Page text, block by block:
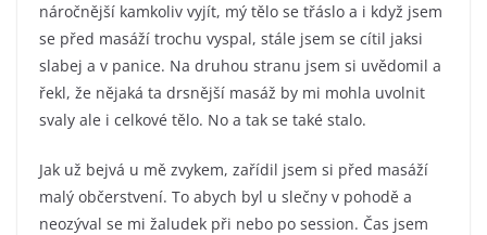
náročnější kamkoliv vyjít, mý tělo se třáslo a i když jsem
se před masáží trochu vyspal, stále jsem se cítil jaksi
slabej a v panice. Na druhou stranu jsem si uvědomil a
řekl, že nějaká ta drsnější masáž by mi mohla uvolnit
svaly ale i celkové tělo. No a tak se také stalo.
Jak už bejvá u mě zvykem, zařídil jsem si před masáží
malý občerstvení. To abych byl u slečny v pohodě a
neozýval se mi žaludek při nebo po session. Čas jsem